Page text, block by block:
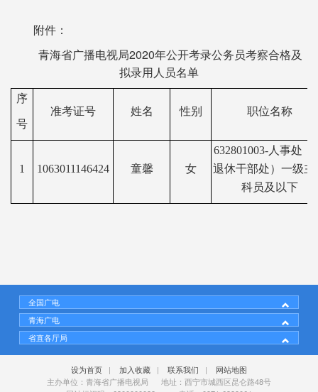
附件：
青海省广播电视局2020年公开考录公务员考察合格及
拟录用人员名单
序
号
准考证号 姓名 性别 职位名称
1 1063011146424 童馨 女
632801003-人事处（
退休干部处）一级主
科员及以下
全国广电
青海广电
省直各厅局
设为首页 | 加入收藏 | 联系我们 | 网站地图
主办单位：青海省广播电视局 地址：西宁市城西区昆仑路48号